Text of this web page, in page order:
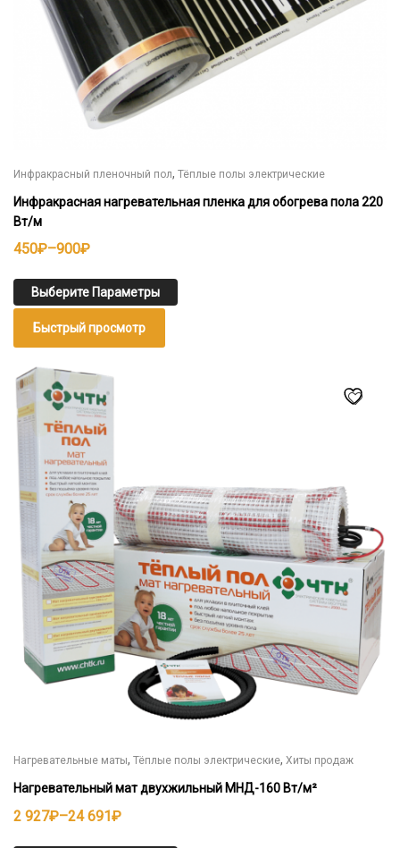
Инфракрасный пленочный пол, Тёплые полы электрические
Инфракрасная нагревательная пленка для обогрева пола 220
Вт/м
450₽–900₽
Диапазон
450₽
–
900₽
Выберите Параметры
Быстрый просмотр
Нагревательные маты, Тёплые полы электрические, Хиты продаж
Нагревательный мат двухжильный МНД-160 Вт/м²
2 927₽–24 691₽
Диапазон
Этот
товар
имеет
несколько
вариаций.
Опции
можно
выбрать
странице
товара.